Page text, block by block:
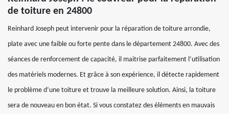
de toiture en 24800
Reinhard Joseph peut intervenir pour la réparation de toiture arrondie,
plate avec une faible ou forte pente dans le département 24800. Avec des
séances de renforcement de capacité, il maitrise parfaitement l’utilisation
des matériels modernes. Et grâce à son expérience, il détecte rapidement
le problème d’une toiture et trouve la meilleure solution. Ainsi, la toiture
sera de nouveau en bon état. Si vous constatez des éléments en mauvais